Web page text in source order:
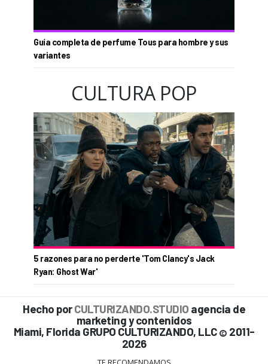
Guía completa de perfume Tous para hombre y sus
variantes
CULTURA POP
5 razones para no perderte 'Tom Clancy's Jack
Ryan: Ghost War'
Hecho porCULTURIZANDO.STUDIO agencia de
marketing y contenidos
Miami, Florida GRUPO CULTURIZANDO, LLC © 2011-
2026